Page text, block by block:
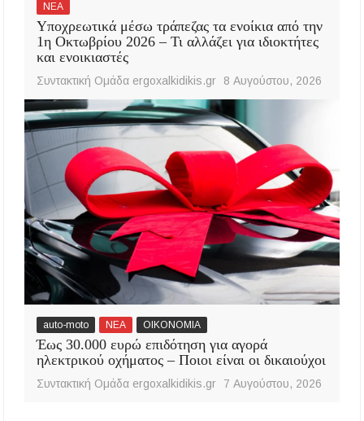
ΝΕΑ
Υποχρεωτικά μέσω τράπεζας τα ενοίκια από την
1η Οκτωβρίου 2026 – Τι αλλάζει για ιδιοκτήτες
και ενοικιαστές
Συντακτική Ομάδα ergoxalkidikis.gr 8 Αυγούστου, 2026
auto-moto ΝΕΑ ΟΙΚΟΝΟΜΙΑ
Έως 30.000 ευρώ επιδότηση για αγορά
ηλεκτρικού οχήματος – Ποιοι είναι οι δικαιούχοι
Συντακτική Ομάδα ergoxalkidikis.gr 7 Αυγούστου, 2026